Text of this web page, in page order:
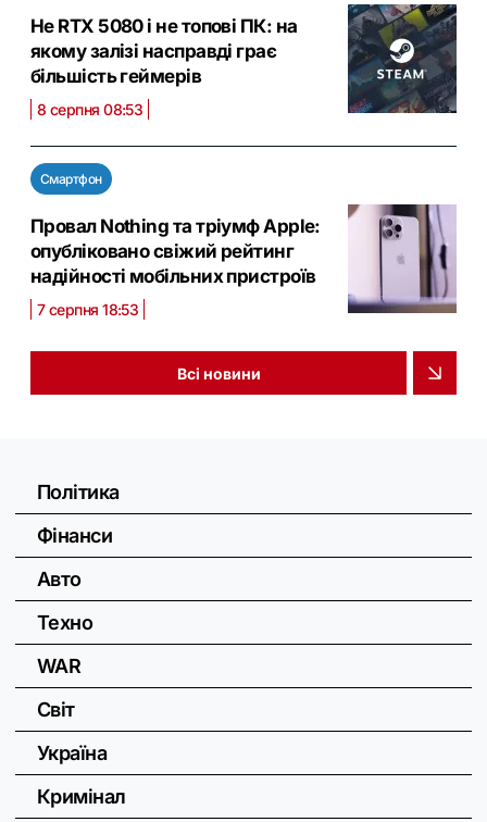
Не RTX 5080 і не топові ПК: на
якому залізі насправді грає
більшість геймерів
8 серпня 08:53
Смартфон
Провал Nothing та тріумф Apple:
опубліковано свіжий рейтинг
надійності мобільних пристроїв
7 серпня 18:53
Всі новини
Політика
Фінанси
Авто
Техно
WAR
Світ
Україна
Кримінал